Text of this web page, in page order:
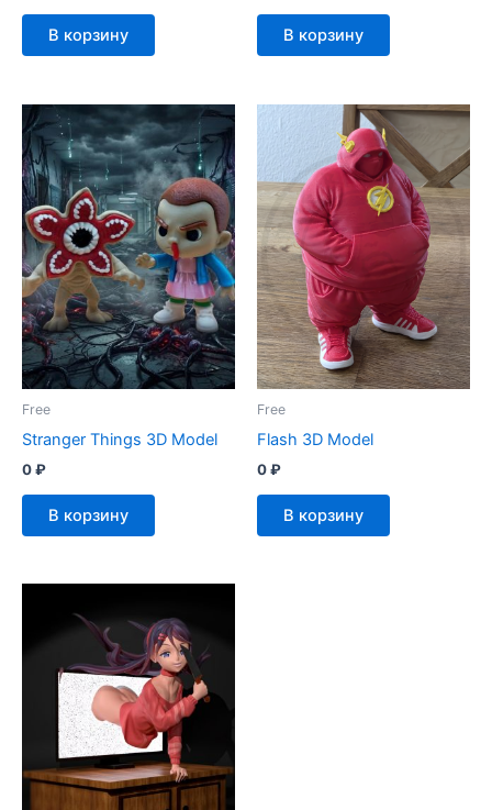
В корзину В корзину
Free
Stranger Things 3D Model
0₽
В корзину
Free
Flash 3D Model
0₽
В корзину